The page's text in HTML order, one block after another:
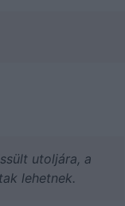
utoljára, a
lehetnek.